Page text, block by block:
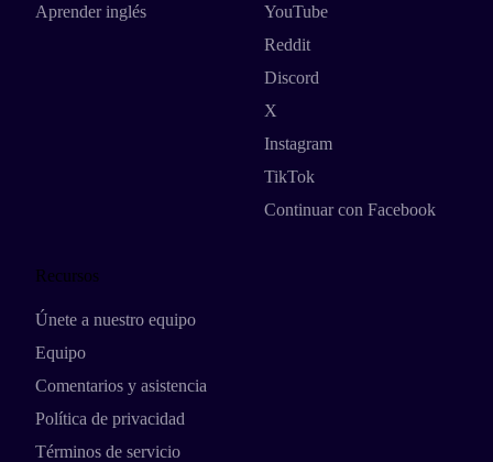
Aprender inglés
YouTube
Reddit
Discord
X
Instagram
TikTok
Continuar con Facebook
Recursos
Únete a nuestro equipo
Equipo
Comentarios y asistencia
Política de privacidad
Términos de servicio